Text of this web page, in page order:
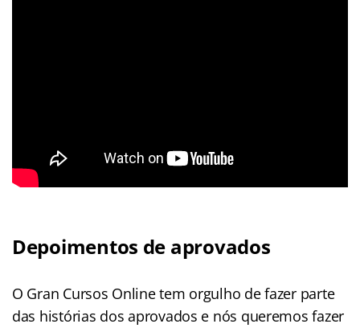
Depoimentos de aprovados
O Gran Cursos Online tem orgulho de fazer parte
das histórias dos aprovados e nós queremos fazer